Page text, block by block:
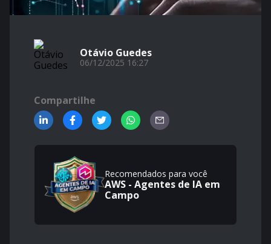
Otávio Guedes
06/12/2025 16:27
Compartilhe
Recomendados para você
AWS - Agentes de IA em
Campo